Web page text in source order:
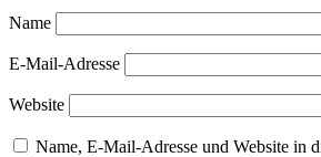
Name
E-Mail-Adresse
Website
Name, E-Mail-Adresse und Website in